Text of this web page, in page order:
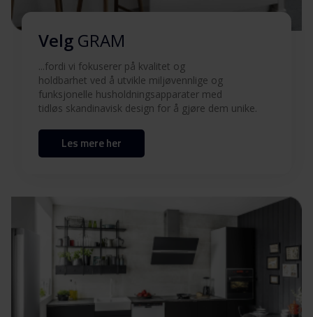
Brukermanual (SV)
Brukermanual (EN)
Brukermanual (DK)
Produktbilde WDE 71914-90
Last ned
Produktbilde WDE
71914-90
Last ned
Hent alt (14)
Velg GRAM
...fordi vi fokuserer på kvalitet og
holdbarhet ved å utvikle miljøvennlige og
funksjonelle husholdningsapparater med
tidløs skandinavisk design for å gjøre dem unike.
Les mere her